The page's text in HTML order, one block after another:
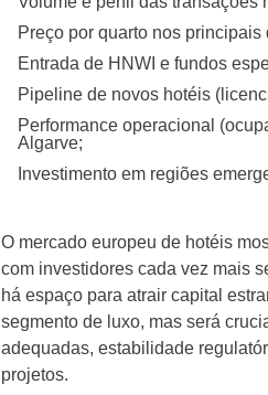
Preço por quarto nos
Entrada de HNWI e fundos
Pipeline de novos hotéis
Performance operacional
Algarve;
Investimento em regiões
O mercado europeu de hotéis
com investidores cada vez mais
há espaço para atrair capital
segmento de luxo, mas será
adequadas, estabilidade
projetos.